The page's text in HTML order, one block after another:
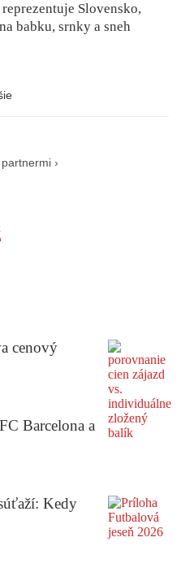
Slovensko,
babku, srnky a sneh
›
cenový
Barcelona a
Kedy